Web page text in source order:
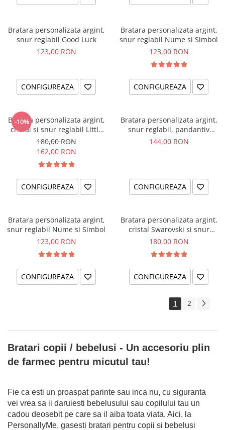
Bratara personalizata argint,
snur reglabil Good Luck
123,00 RON
CONFIGUREAZA
Bratara personalizata argint,
snur reglabil Nume si Simbol
123,00 RON
CONFIGUREAZA
-10%
Bratara personalizata argint,
cristal si snur reglabil Little
Ballerina
180,00 RON
162,00 RON
CONFIGUREAZA
Bratara personalizata argint,
snur reglabil, pandantiv
ingeras
144,00 RON
CONFIGUREAZA
Bratara personalizata argint,
snur reglabil Nume si Simbol
123,00 RON
CONFIGUREAZA
Bratara personalizata argint,
cristal Swarovski si snur
reglabil Albinuta
180,00 RON
CONFIGUREAZA
1 2
Bratari copii / bebelusi - Un accesoriu plin
de farmec pentru micutul tau!
Fie ca esti un proaspat parinte sau inca nu, cu siguranta
vei vrea sa ii daruiesti bebelusului sau copilului tau un
cadou deosebit pe care sa il aiba toata viata. Aici, la
PersonallyMe, gasesti bratari pentru copii si bebelusi